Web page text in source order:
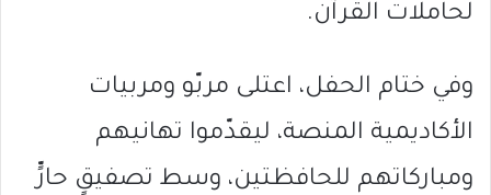
لحاملات القرآن.
وفي ختام الحفل، اعتلى مربّو ومربيات
الأكاديمية المنصة، ليقدّموا تهانيهم
ومباركاتهم للحافظتين، وسط تصفيقٍ حارٍّ